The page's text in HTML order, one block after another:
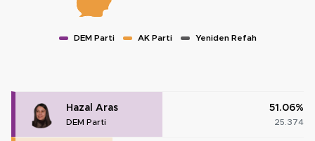
DEM Parti AK Parti Yeniden Refah
Hazal Aras
DEM Parti
51.06%
25.374